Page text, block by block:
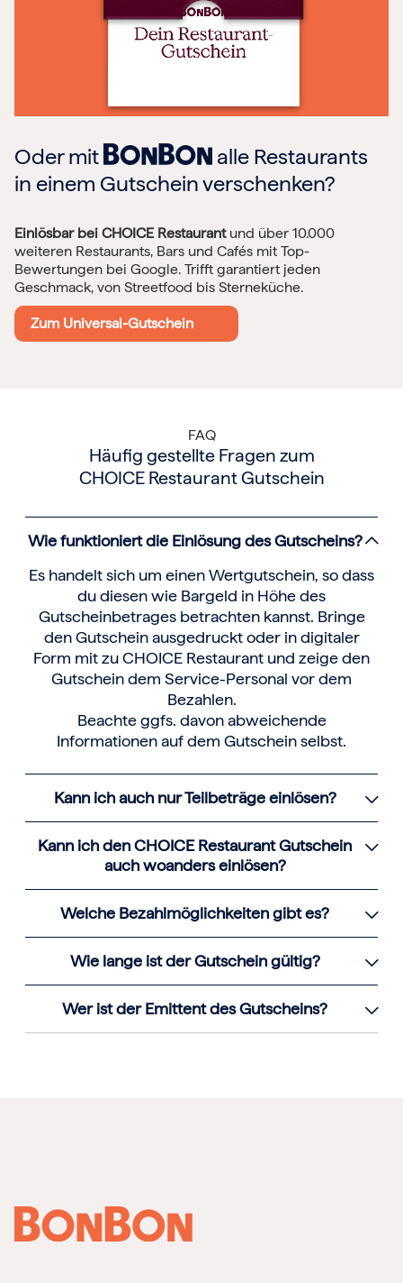
Oder mit
alle Restaurants
in einem Gutschein verschenken?
Einlösbar bei CHOICE Restaurantund über 10.000
weiteren Restaurants, Bars und Cafés mit Top-
Bewertungen bei Google. Trifft garantiert jeden
Geschmack, von Streetfood bis Sterneküche.
Zum Universal-Gutschein
FAQ
Häufig gestellte Fragen zum
CHOICE Restaurant Gutschein
Wie funktioniert die Einlösung des Gutscheins?
Es handelt sich um einen Wertgutschein, so dass
du diesen wie Bargeld in Höhe des
Gutscheinbetrages betrachten kannst. Bringe
den Gutschein ausgedruckt oder in digitaler
Form mit zu CHOICE Restaurant und zeige den
Gutschein dem Service-Personal vor dem
Bezahlen.
Beachte ggfs. davon abweichende
Informationen auf dem Gutschein selbst.
Kann ich auch nur Teilbeträge einlösen?
Kann ich den CHOICE Restaurant Gutschein
auch woanders einlösen?
Welche Bezahlmöglichkeiten gibt es?
Wie lange ist der Gutschein gültig?
Wer ist der Emittent des Gutscheins?